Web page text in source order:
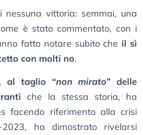
nessuna vittoria: semmai, una
è stato commentato, con i
fatto notare subito che il sì
con molti no.
al taglio “non mirato” delle
che la stessa storia, ha
facendo riferimento alla crisi
2023, ha dimostrato rivelarsi